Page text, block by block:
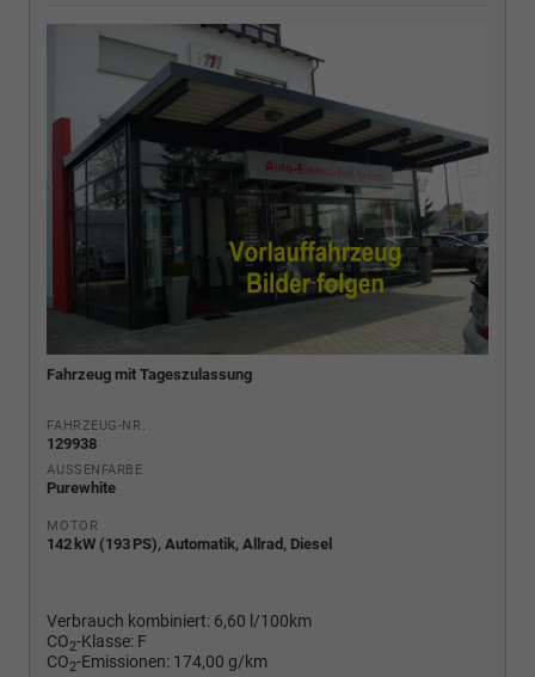
Fahrzeug mit Tageszulassung
FAHRZEUG-NR.
129938
AUSSENFARBE
Purewhite
MOTOR
142 kW (193 PS), Automatik, Allrad, Diesel
Verbrauch kombiniert: 6,60 l/100km
CO2-Klasse: F
CO2-Emissionen: 174,00 g/km